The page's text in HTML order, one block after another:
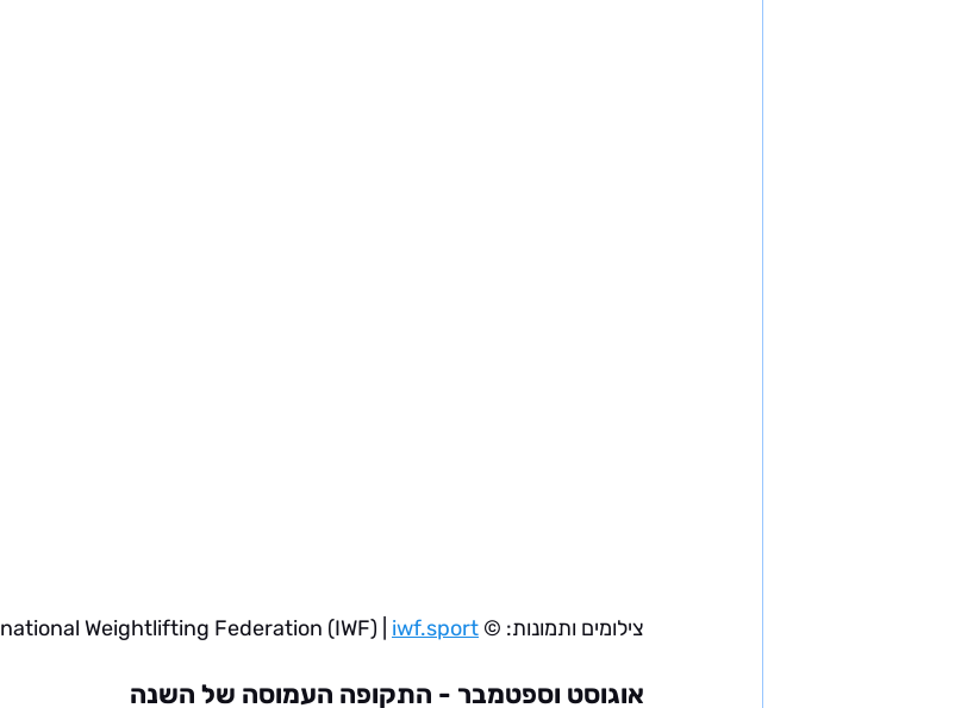
צילומים ותמונות: © International Weightlifting Federation (IWF) |
iwf.sport
אוגוסט וספטמבר - התקופה העמוסה של השנה